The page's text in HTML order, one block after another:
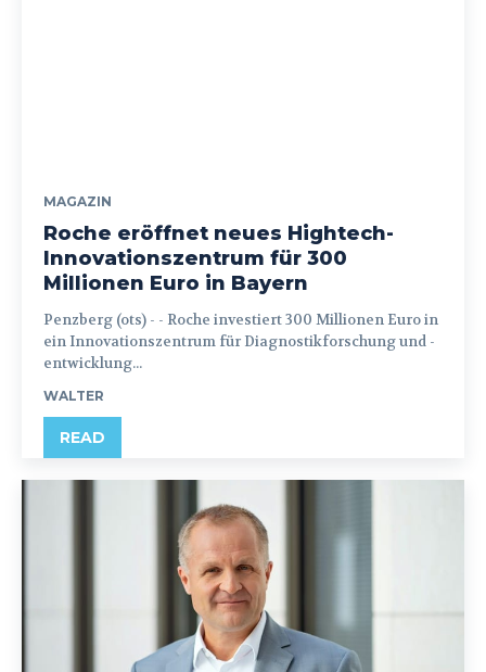
MAGAZIN
Roche eröffnet neues Hightech-
Innovationszentrum für 300
Millionen Euro in Bayern
Penzberg (ots) - - Roche investiert 300 Millionen Euro in
ein Innovationszentrum für Diagnostikforschung und -
entwicklung...
WALTER
READ